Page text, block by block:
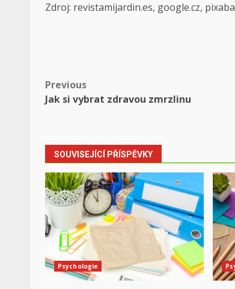
Zdroj: revistamijardin.es, google.cz,
Post
navigation
Previous
Jak si vybrat zdravou zmrzlinu
SOUVISEJÍCÍ PŘÍSPĚVKY
Psychologie